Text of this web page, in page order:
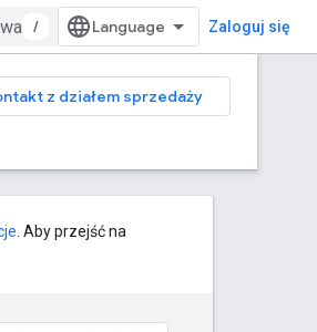
/ Zaloguj się
z działem sprzedaży
. Aby przejść na